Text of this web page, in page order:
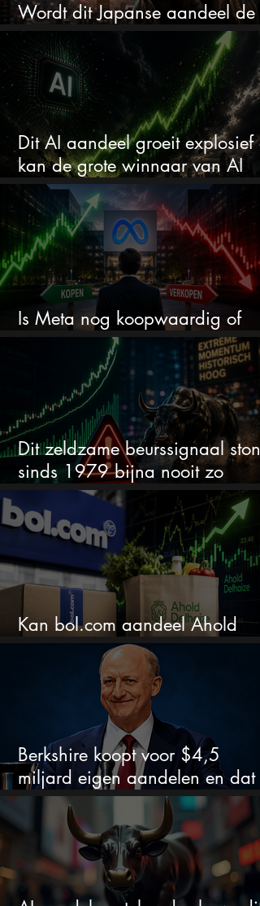
Wordt dit Japanse aandeel de
comeback kid van 2026?
Dit AI aandeel groeit explosief
kan de grote winnaar van AI
worden
Is Meta nog koopwaardig of
wordt het tijd om te verkopen?
Dit zeldzame beurssignaal stond
sinds 1979 bijna nooit zo
extreem
Kan bol.com aandeel Ahold
nieuw leven inblazen?
Berkshire koopt voor $4,5
miljard eigen aandelen en dat
zegt veel over de waardering